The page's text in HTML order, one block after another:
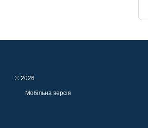
© 2026
Мобільна версія